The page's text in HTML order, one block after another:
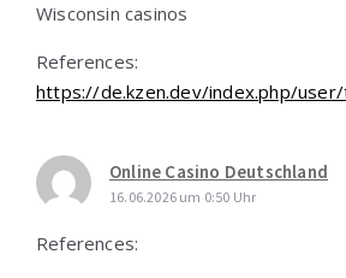
Wisconsin casinos
References:
https://de.kzen.dev/index.php/
Online Casino Deutschland
16.06.2026 um 0:50 Uhr
References: